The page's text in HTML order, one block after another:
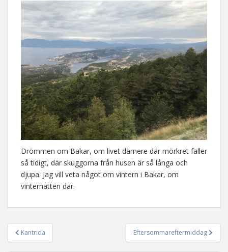
Drömmen om Bakar, om livet därnere där mörkret faller
så tidigt, där skuggorna från husen är så långa och
djupa. Jag vill veta något om vintern i Bakar, om
vinternatten där.
Inläggsnavigering
Kantrida Eftersommareftermiddag